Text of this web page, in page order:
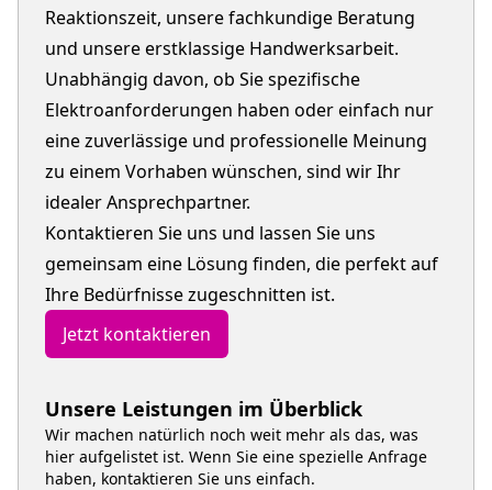
Reaktionszeit, unsere fachkundige Beratung
und unsere erstklassige Handwerksarbeit.
Unabhängig davon, ob Sie spezifische
Elektroanforderungen haben oder einfach nur
eine zuverlässige und professionelle Meinung
zu einem Vorhaben wünschen, sind wir Ihr
idealer Ansprechpartner.
Kontaktieren Sie uns und lassen Sie uns
gemeinsam eine Lösung finden, die perfekt auf
Ihre Bedürfnisse zugeschnitten ist.
Jetzt kontaktieren
Unsere Leistungen im Überblick
Wir machen natürlich noch weit mehr als das, was
hier aufgelistet ist. Wenn Sie eine spezielle Anfrage
haben, kontaktieren Sie uns einfach.